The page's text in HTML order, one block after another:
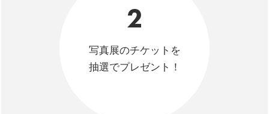
2
写真展のチケットを
抽選でプレゼント！